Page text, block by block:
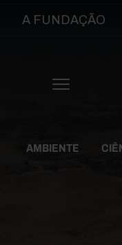
A FUNDAÇÃO
AMBIENTE